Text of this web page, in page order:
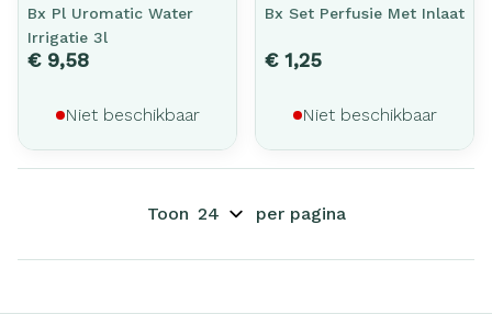
Bx Pl Uromatic Water
Irrigatie 3l
€ 9,58
Niet beschikbaar
Bx Set Perfusie Met Inlaat
€ 1,25
Niet beschikbaar
Toon per pagina